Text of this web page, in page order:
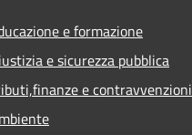
e formazione
e sicurezza pubblica
e contravvenzioni